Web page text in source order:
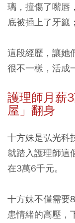
璃，撞傷了嘴唇
底被插上了牙籤
這段經歷，讓她
很不一樣，活成
護理師月薪
屋」翻身
十方妹是弘光科
就踏入護理師這
在3萬6千元。
十方妹不僅需要
患情緒的高壓，